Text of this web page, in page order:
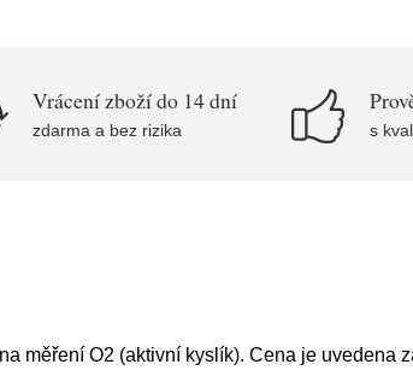
Vrácení zboží do 14 dní
zdarma a bez rizika s
měření O2 (aktivní kyslík). Cena je uvedena